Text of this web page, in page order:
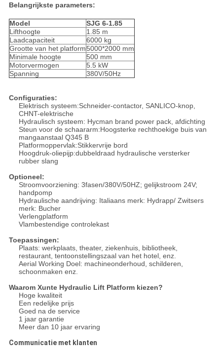
Belangrijkste parameters:
Model
SJG 6-1.85
Lifthoogte
1.85 m
Laadcapaciteit
6000 kg
Grootte van het platform5000*2000 mm
Minimale hoogte
500 mm
Motorvermogen
5.5 kW
Spanning
380V/50Hz
Configuraties:
Elektrisch systeem:Schneider-contactor, SANLICO-knop,
CHNT-elektrische
Hydraulisch systeem: Hycman brand power pack, afdichting
Steun voor de schaararm:Hoogsterke rechthoekige buis van
mangaanstaal Q345 B
Platformoppervlak:Stikkervrije bord
Hoogdruk-oliepijp:dubbeldraad hydraulische versterker
rubber slang
Optioneel:
Stroomvoorziening: 3fasen/380V/50HZ; gelijkstroom 24V;
handpomp
Hydraulische aandrijving: Italiaans merk: Hydrapp/ Zwitsers
merk: Bucher
Verlengplatform
Vlambestendige controlekast
Toepassingen:
Plaats: werkplaats, theater, ziekenhuis, bibliotheek,
restaurant, tentoonstellingszaal van het hotel, enz.
Aerial Working Doel: machineonderhoud, schilderen,
schoonmaken enz.
Waarom Xunte Hydraulic Lift Platform kiezen?
Hoge kwaliteit
Een redelijke prijs
Goed na de service
1 jaar garantie
Meer dan 10 jaar ervaring
Communicatie met klanten